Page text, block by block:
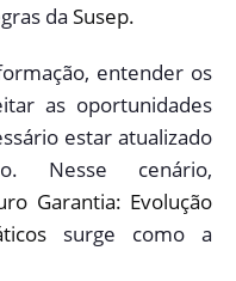
da Susep.
entender os
as oportunidades
estar atualizado
Nesse cenário,
Garantia: Evolução
surge como a